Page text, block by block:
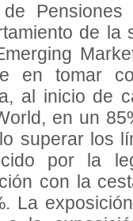
de
de la
en tomar
al inicio de
en un
superar los
por la
con la
La